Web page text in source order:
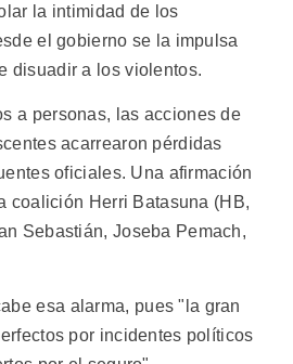
la intimidad de los
el gobierno se la impulsa
disuadir a los violentos.
a personas, las acciones de
acarrearon pérdidas
oficiales. Una afirmación
coalición Herri Batasuna (HB,
Sebastián, Joseba Pemach,
esa alarma, pues "la gran
por incidentes políticos